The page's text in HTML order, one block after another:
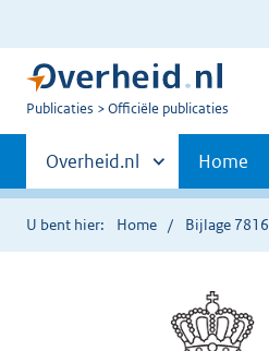
U
Publicaties Officiële publicaties
Primaire
navigatie
Andere
sites
binnen
Overheid.nl Home
U bent hier: Home Bijlage